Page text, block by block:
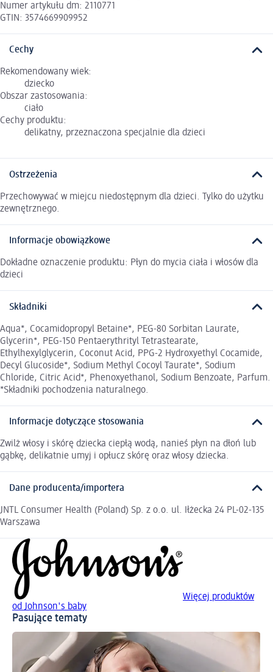
Numer artykułu dm: 2110771
GTIN: 3574669909952
Cechy
Rekomendowany wiek:
dziecko
Obszar zastosowania:
ciało
Cechy produktu:
delikatny, przeznaczona specjalnie dla dzieci
Ostrzeżenia
Przechowywać w miejcu niedostępnym dla dzieci. Tylko do użytku
zewnętrznego.
Informacje obowiązkowe
Dokładne oznaczenie produktu: Płyn do mycia ciała i włosów dla
dzieci
Składniki
Aqua*, Cocamidopropyl Betaine*, PEG-80 Sorbitan Laurate,
Glycerin*, PEG-150 Pentaerythrityl Tetrastearate,
Ethylhexylglycerin, Coconut Acid, PPG-2 Hydroxyethyl Cocamide,
Decyl Glucoside*, Sodium Methyl Cocoyl Taurate*, Sodium
Chloride, Citric Acid*, Phenoxyethanol, Sodium Benzoate, Parfum.
*Składniki pochodzenia naturalnego.
Informacje dotyczące stosowania
Zwilż włosy i skórę dziecka ciepłą wodą, nanieś płyn na dłoń lub
gąbkę, delikatnie umyj i opłucz skórę oraz włosy dziecka.
Dane producenta/importera
JNTL Consumer Health (Poland) Sp. z o.o. ul. Iłżecka 24 PL-02-135
Warszawa
Więcej produktów
od Johnson's baby
Pasujące tematy